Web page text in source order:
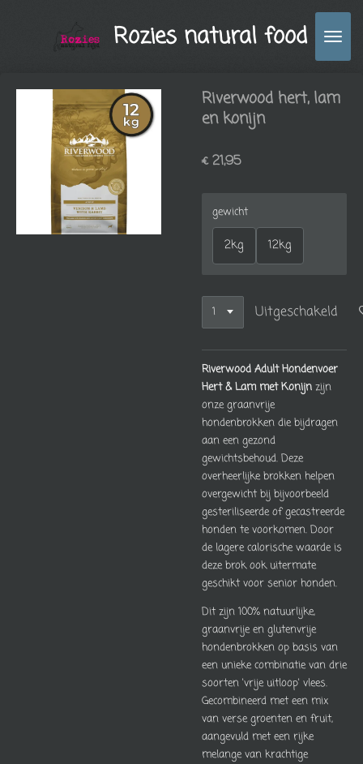
hoofdinhoud
Rozies natural food
Riverwood hert, lam
en konijn
€ 21,95
gewicht
2kg 12kg
Uitgeschakeld
Riverwood Adult Hondenvoer
Hert & Lam met Konijn zijn
onze graanvrije
hondenbrokken die bijdragen
aan een gezond
gewichtsbehoud. Deze
overheerlijke brokken helpen
overgewicht bij bijvoorbeeld
gesteriliseerde of gecastreerde
honden te voorkomen. Door
de lagere calorische waarde is
deze brok ook uitermate
geschikt voor senior honden.
Dit zijn 100% natuurlijke,
graanvrije en glutenvrije
hondenbrokken op basis van
een unieke combinatie van drie
soorten 'vrije uitloop' vlees.
Gecombineerd met een mix
van verse groenten en fruit,
aangevuld met een rijke
melange van krachtige